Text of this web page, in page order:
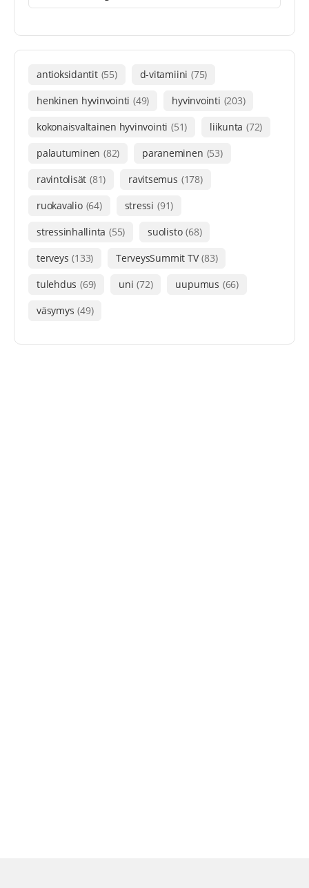
antioksidantit (55) d-vitamiini (75)
henkinen hyvinvointi (49) hyvinvointi (203)
kokonaisvaltainen hyvinvointi (51) liikunta (72)
palautuminen (82) paraneminen (53)
ravintolisät (81) ravitsemus (178)
ruokavalio (64) stressi (91)
stressinhallinta (55) suolisto (68)
terveys (133) TerveysSummit TV (83)
tulehdus (69) uni (72) uupumus (66)
väsymys (49)